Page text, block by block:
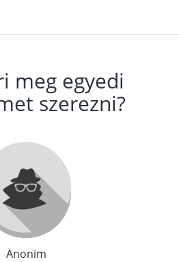
meg egyedi
szerezni?
Anonim